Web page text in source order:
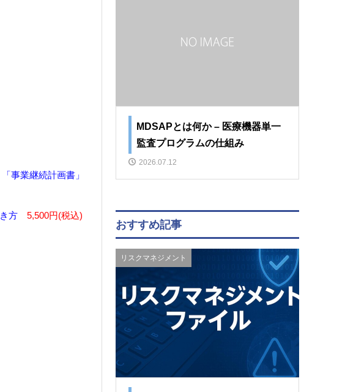
事業継続計画書」
方
5,500円(税込)
MDSAPとは何か – 医療機器単一
監査プログラムの仕組み
2026.07.12
おすすめ記事
リスクマネジメント